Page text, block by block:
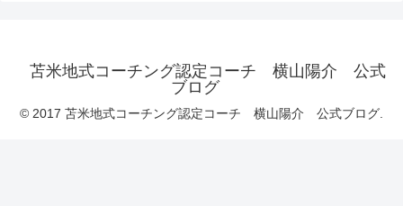
苫米地式コーチング認定コーチ 横山陽介 公式
ブログ
© 2017 苫米地式コーチング認定コーチ 横山陽介 公式ブログ.